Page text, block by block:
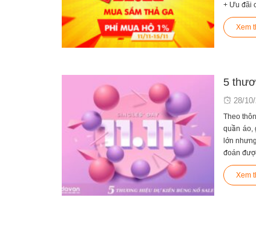
+ Ưu đãi
+ Phí
+ Áp
QuýXem
5
28/
Theo
quần áo,
lớn
đoán
Zara –
Zara nổi
Xem